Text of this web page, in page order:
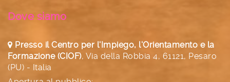
Dove siamo
Presso il Centro per l'Impiego, l'Orientamento e la
Formazione (CIOF), Via della Robbia 4, 61121, Pesaro
(PU) - Italia